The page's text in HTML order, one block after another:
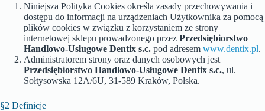
Niniejsza Polityka Cookies określa zasady przechowywania i
dostępu do informacji na urządzeniach Użytkownika za pomocą
plików cookies w związku z korzystaniem ze strony
internetowej sklepu prowadzonego przez Przedsiębiorstwo
Handlowo-Usługowe Dentix s.c. pod adresem www.dentix.pl.
Administratorem strony oraz danych osobowych jest
Przedsiębiorstwo Handlowo-Usługowe Dentix s.c., ul.
Sołtysowska 12A/6U, 31-589 Kraków, Polska.
§2 Definicje